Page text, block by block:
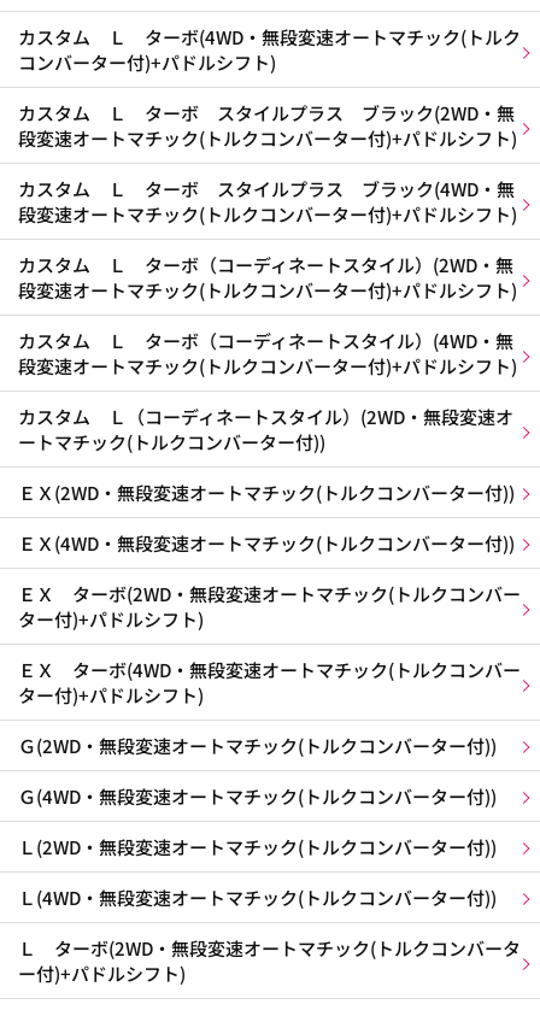
カスタム Ｌ ターボ(4WD・無段変速オートマチック(トルク
コンバーター付)+パドルシフト)
カスタム Ｌ ターボ スタイルプラス ブラック(2WD・無
段変速オートマチック(トルクコンバーター付)+パドルシフト)
カスタム Ｌ ターボ スタイルプラス ブラック(4WD・無
段変速オートマチック(トルクコンバーター付)+パドルシフト)
カスタム Ｌ ターボ（コーディネートスタイル）(2WD・無
段変速オートマチック(トルクコンバーター付)+パドルシフト)
カスタム Ｌ ターボ（コーディネートスタイル）(4WD・無
段変速オートマチック(トルクコンバーター付)+パドルシフト)
カスタム Ｌ（コーディネートスタイル）(2WD・無段変速オ
ートマチック(トルクコンバーター付))
ＥＸ(2WD・無段変速オートマチック(トルクコンバーター付))
ＥＸ(4WD・無段変速オートマチック(トルクコンバーター付))
ＥＸ ターボ(2WD・無段変速オートマチック(トルクコンバー
ター付)+パドルシフト)
ＥＸ ターボ(4WD・無段変速オートマチック(トルクコンバー
ター付)+パドルシフト)
Ｇ(2WD・無段変速オートマチック(トルクコンバーター付))
Ｇ(4WD・無段変速オートマチック(トルクコンバーター付))
Ｌ(2WD・無段変速オートマチック(トルクコンバーター付))
Ｌ(4WD・無段変速オートマチック(トルクコンバーター付))
Ｌ ターボ(2WD・無段変速オートマチック(トルクコンバータ
ー付)+パドルシフト)